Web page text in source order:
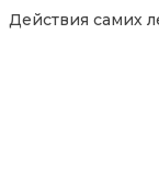
Действия самих